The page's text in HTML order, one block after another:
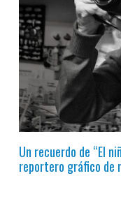
Un recuerdo de “El
reportero gráfico de